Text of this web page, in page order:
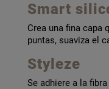
Smart
Crea una fina capa
puntas, suaviza el
Styleze
Se adhiere a la